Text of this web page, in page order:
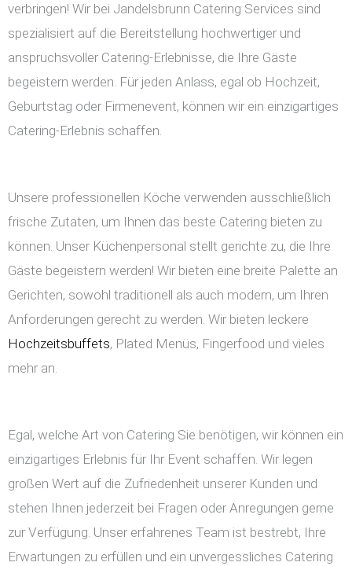
verbringen! Wir bei Jandelsbrunn Catering Services sind
spezialisiert auf die Bereitstellung hochwertiger und
anspruchsvoller Catering-Erlebnisse, die Ihre Gäste
begeistern werden. Für jeden Anlass, egal ob Hochzeit,
Geburtstag oder Firmenevent, können wir ein einzigartiges
Catering-Erlebnis schaffen.
Unsere professionellen Köche verwenden ausschließlich
frische Zutaten, um Ihnen das beste Catering bieten zu
können. Unser Küchenpersonal stellt gerichte zu, die Ihre
Gäste begeistern werden! Wir bieten eine breite Palette an
Gerichten, sowohl traditionell als auch modern, um Ihren
Anforderungen gerecht zu werden. Wir bieten leckere
Hochzeitsbuffets, Plated Menüs, Fingerfood und vieles
mehr an.
Egal, welche Art von Catering Sie benötigen, wir können ein
einzigartiges Erlebnis für Ihr Event schaffen. Wir legen
großen Wert auf die Zufriedenheit unserer Kunden und
stehen Ihnen jederzeit bei Fragen oder Anregungen gerne
zur Verfügung. Unser erfahrenes Team ist bestrebt, Ihre
Erwartungen zu erfüllen und ein unvergessliches Catering